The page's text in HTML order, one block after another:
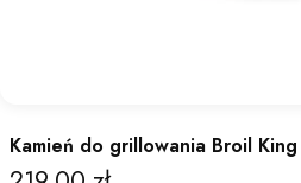
Kamień do grillowania Broil